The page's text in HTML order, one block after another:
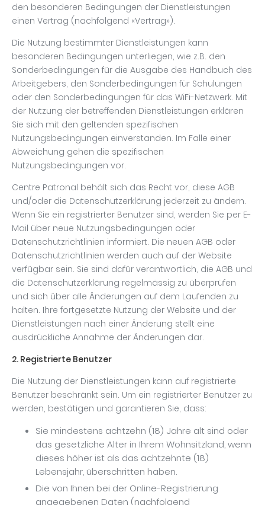
den besonderen Bedingungen der Dienstleistungen
einen Vertrag (nachfolgend «Vertrag»).
Die Nutzung bestimmter Dienstleistungen kann
besonderen Bedingungen unterliegen, wie z.B. den
Sonderbedingungen für die Ausgabe des Handbuch des
Arbeitgebers, den Sonderbedingungen für Schulungen
oder den Sonderbedingungen für das WiFi-Netzwerk. Mit
der Nutzung der betreffenden Dienstleistungen erklären
Sie sich mit den geltenden spezifischen
Nutzungsbedingungen einverstanden. Im Falle einer
Abweichung gehen die spezifischen
Nutzungsbedingungen vor.
Centre Patronal behält sich das Recht vor, diese AGB
und/oder die Datenschutzerklärung jederzeit zu ändern.
Wenn Sie ein registrierter Benutzer sind, werden Sie per E-
Mail über neue Nutzungsbedingungen oder
Datenschutzrichtlinien informiert. Die neuen AGB oder
Datenschutzrichtlinien werden auch auf der Website
verfügbar sein. Sie sind dafür verantwortlich, die AGB und
die Datenschutzerklärung regelmässig zu überprüfen
und sich über alle Änderungen auf dem Laufenden zu
halten. Ihre fortgesetzte Nutzung der Website und der
Dienstleistungen nach einer Änderung stellt eine
ausdrückliche Annahme der Änderungen dar.
2. Registrierte Benutzer
Die Nutzung der Dienstleistungen kann auf registrierte
Benutzer beschränkt sein. Um ein registrierter Benutzer zu
werden, bestätigen und garantieren Sie, dass:
Sie mindestens achtzehn (18) Jahre alt sind oder
das gesetzliche Alter in Ihrem Wohnsitzland, wenn
dieses höher ist als das achtzehnte (18)
Lebensjahr, überschritten haben.
Die von Ihnen bei der Online-Registrierung
angegebenen Daten (nachfolgend